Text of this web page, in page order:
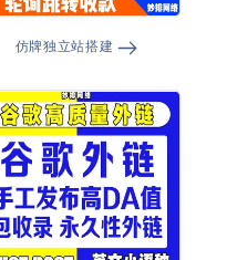
仿牌独立站搭建